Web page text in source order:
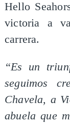
Hello
victoria a
carrera.
“Es un
seguimos
Chavela, a
abuela que